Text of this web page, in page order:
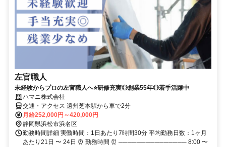
左官職人
未経験からプロの左官職人へ⭐研修充実◎創業55年◎若手活躍中
ハマニ株式会社
交通・アクセス 遠州芝本駅から車で2分
月給252,000円～420,000円
静岡県浜松市浜名区
勤務時間詳細 実働時間：1日あたり7時間30分 平均勤務日数：1ヶ月
あたり21日 〜 24日 ⏰ 勤務時間 ⏰ ─────────────── 8:00 〜